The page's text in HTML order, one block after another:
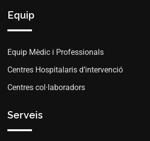
Equip
Equip Mèdic i Professionals
Centres Hospitalaris d’intervenció
Centres col·laboradors
Serveis